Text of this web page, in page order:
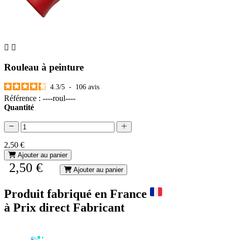
 
Rouleau à peinture
4.3/5 - 106 avis
Référence : ----roul----
Quantité
2,50 €
Ajouter au panier
2,50 € Ajouter au panier
Produit fabriqué en France
à Prix direct Fabricant